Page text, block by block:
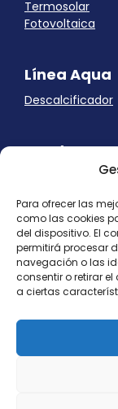
Para ofrecer las
como las cookies
del dispositivo. El
permitirá procesar
navegación o las
consentir o retirar
a ciertas
Termosolar
Fotovoltaica
Línea Aqua
Descalcificador
Ayuda
Panel Cookies
Política de
Canal de
Trabaja con